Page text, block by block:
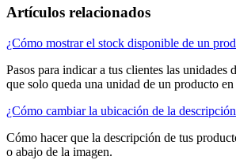
Artículos relacionados
¿Cómo mostrar el stock disponible de un
Pasos para indicar a tus clientes las unidades
que solo queda una unidad de un producto
¿Cómo cambiar la ubicación de la
Cómo hacer que la descripción de tus
o abajo de la imagen.